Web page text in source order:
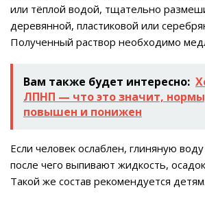
или тёплой водой, тщательно
деревянной, пластиковой или
Полученный раствор необходимо
Вам также будет интересно:
ЛПНП — что это значит,
повышен и понижен
Если человек ослаблен, глиняную
после чего выпивают жидкость,
Такой же состав рекомендуется детям.